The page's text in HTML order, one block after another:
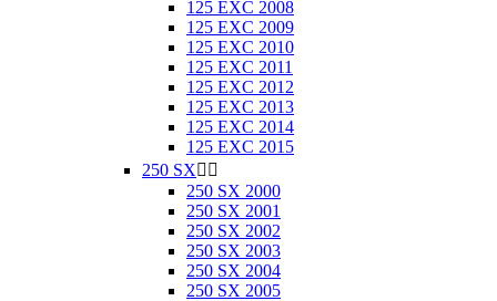
125 EXC 2008
125 EXC 2009
125 EXC 2010
125 EXC 2011
125 EXC 2012
125 EXC 2013
125 EXC 2014
125 EXC 2015
250 SX 
250 SX 2000
250 SX 2001
250 SX 2002
250 SX 2003
250 SX 2004
250 SX 2005